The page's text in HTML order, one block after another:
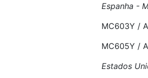
Espanha -
MC603Y /
MC605Y /
Estados